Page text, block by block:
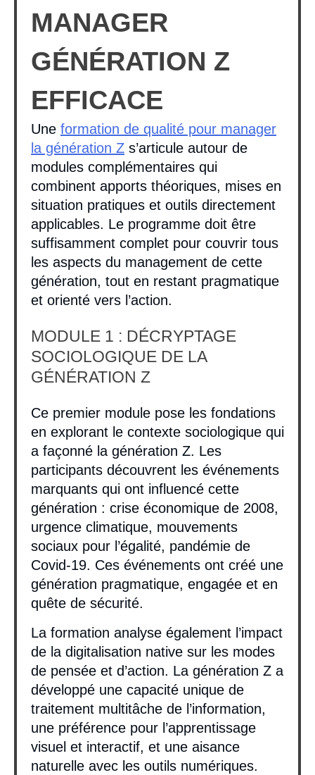
MANAGER
GÉNÉRATION Z
EFFICACE
Une formation de qualité pour manager
la génération Z s’articule autour de
modules complémentaires qui
combinent apports théoriques, mises en
situation pratiques et outils directement
applicables. Le programme doit être
suffisamment complet pour couvrir tous
les aspects du management de cette
génération, tout en restant pragmatique
et orienté vers l’action.
MODULE 1 : DÉCRYPTAGE
SOCIOLOGIQUE DE LA
GÉNÉRATION Z
Ce premier module pose les fondations
en explorant le contexte sociologique qui
a façonné la génération Z. Les
participants découvrent les événements
marquants qui ont influencé cette
génération : crise économique de 2008,
urgence climatique, mouvements
sociaux pour l’égalité, pandémie de
Covid-19. Ces événements ont créé une
génération pragmatique, engagée et en
quête de sécurité.
La formation analyse également l’impact
de la digitalisation native sur les modes
de pensée et d’action. La génération Z a
développé une capacité unique de
traitement multitâche de l’information,
une préférence pour l’apprentissage
visuel et interactif, et une aisance
naturelle avec les outils numériques.